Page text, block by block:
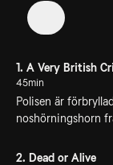
1. A Very British
45min
Polisen är
noshörningshorn
2. Dead or Alive